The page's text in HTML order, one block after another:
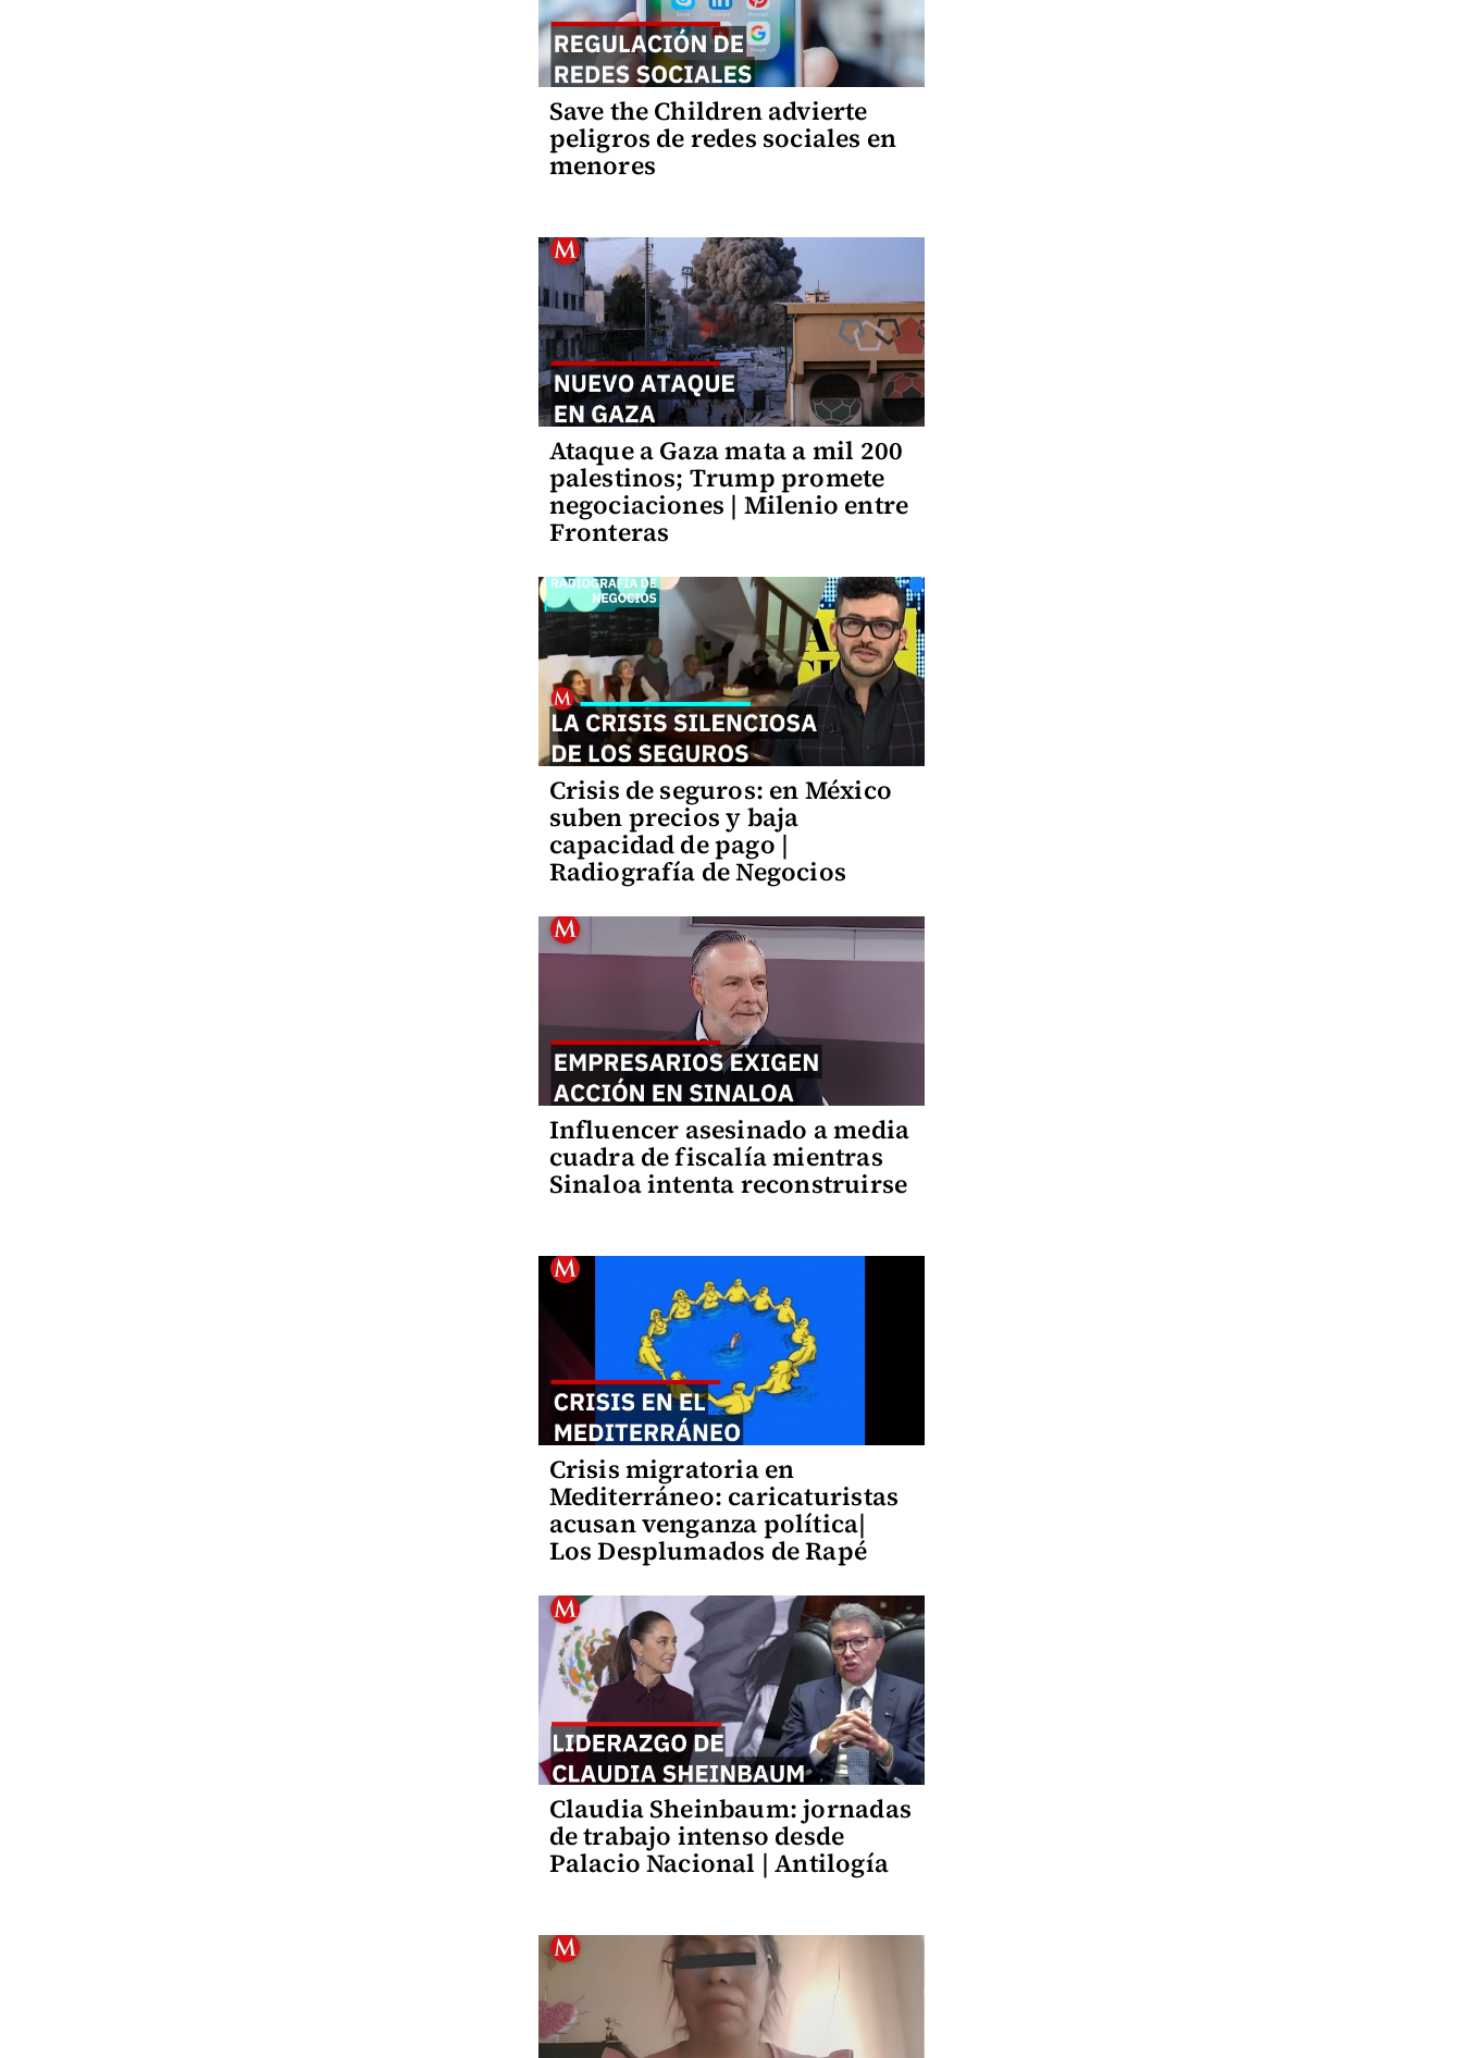
Save the Children advierte
peligros de redes sociales en
menores
Ataque a Gaza mata a mil 200
palestinos; Trump promete
negociaciones | Milenio entre
Fronteras
Crisis de seguros: en México
suben precios y baja
capacidad de pago |
Radiografía de Negocios
Influencer asesinado a media
cuadra de fiscalía mientras
Sinaloa intenta reconstruirse
Crisis migratoria en
Mediterráneo: caricaturistas
acusan venganza política|
Los Desplumados de Rapé
Claudia Sheinbaum: jornadas
de trabajo intenso desde
Palacio Nacional | Antilogía